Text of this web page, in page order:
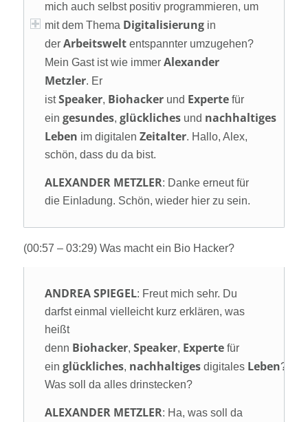
mich auch selbst positiv programmieren, um
mit dem Thema Digitalisierungin
der Arbeitsweltentspannter umzugehen?
Mein Gast ist wie immer Alexander
Metzler. Er
istSpeaker, Biohackerund Expertefür
ein gesundes, glücklichesund nachhaltiges
Leben im digitalen Zeitalter. Hallo, Alex,
schön, dass du da bist.
ALEXANDER METZLER: Danke erneut für
die Einladung. Schön, wieder hier zu sein.
(00:57 – 03:29) Was macht ein Bio Hacker?
ANDREA SPIEGEL: Freut mich sehr. Du
darfst einmal vielleicht kurz erklären, was
heißt
denn Biohacker, Speaker, Expertefür
ein glückliches, nachhaltigesdigitales Leben?
Was soll da alles drinstecken?
ALEXANDER METZLER: Ha, was soll da